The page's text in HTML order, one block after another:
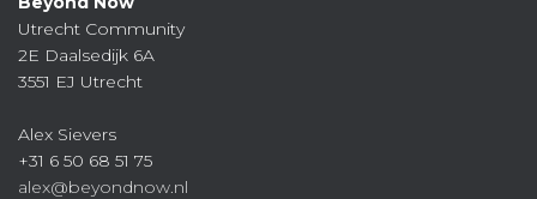
Utrecht Community
2E Daalsedijk 6A
3551 EJ Utrecht
Alex Sievers
+31 6 50 68 51 75
alex@beyondnow.nl